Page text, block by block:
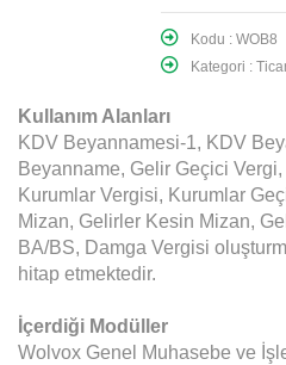
Kodu : WOB8
Kategori :
Kullanım Alanları
KDV Beyannamesi-1, KDV
Beyanname, Gelir Geçici Vergi,
Kurumlar Vergisi, Kurumlar
Mizan, Gelirler Kesin Mizan,
BA/BS, Damga Vergisi
hitap etmektedir.
İçerdiği Modüller
Wolvox Genel Muhasebe ve